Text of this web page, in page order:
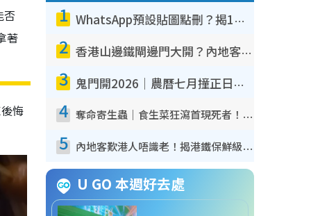
否
著
悔
1 WhatsApp預設貼圖點刪？揭1招「反向操作」還原簡潔介面 附3步實測教學
2 香港山邊鐵閘邊門大開？內地客困惑意義何在！網民神回覆：呢種叫法理性防禦
3 鬼門開2026｜農曆七月撞正日全食特別邪？專家警告切忌做一事！揭4大禁忌+2招保平安
4 奪命寄生蟲｜食生菜狂瀉首現死者！疫潮惡化錄1.8萬宗病例 揭洗菜3大謬誤
5 內地客歎港人唔識老！揭港鐵保鮮級冷氣 港人求放過：咪投訴
U GO 本週好去處